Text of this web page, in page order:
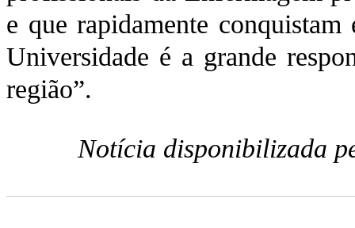
e que rapidamente
Universidade é a grande
região”.
Notícia disponibilizada